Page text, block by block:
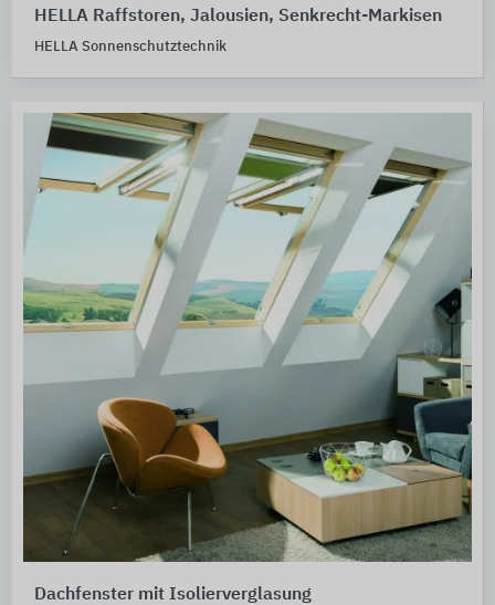
HELLA Raffstoren, Jalousien, Senkrecht-Markisen
HELLA Sonnenschutztechnik
Dachfenster mit Isolierverglasung